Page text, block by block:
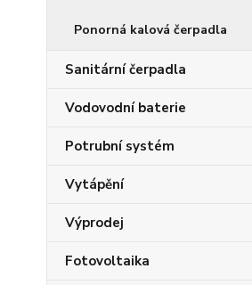
Ponorná kalová čerpadla
Sanitární čerpadla
Vodovodní baterie
Potrubní systém
Vytápění
Výprodej
Fotovoltaika